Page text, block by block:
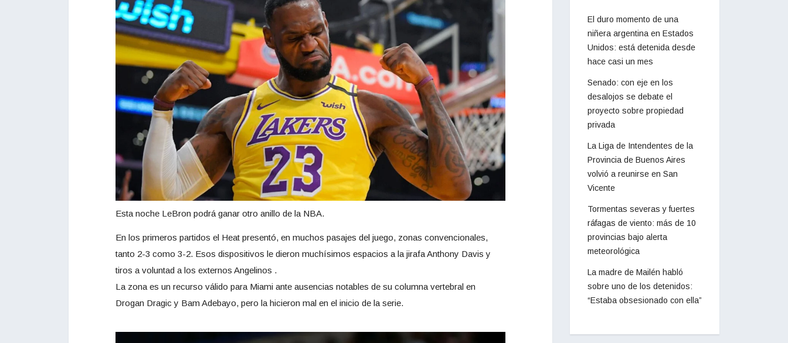
Esta noche LeBron podrá ganar otro anillo de la NBA.
En los primeros partidos el Heat presentó, en muchos pasajes del juego, zonas convencionales,
tanto 2-3 como 3-2. Esos dispositivos le dieron muchísimos espacios a la jirafa Anthony Davis y
tiros a voluntad a los externos Angelinos .
La zona es un recurso válido para Miami ante ausencias notables de su columna vertebral en
Drogan Dragic y Bam Adebayo, pero la hicieron mal en el inicio de la serie.
El duro momento de una
niñera argentina en Estados
Unidos: está detenida desde
hace casi un mes
Senado: con eje en los
desalojos se debate el
proyecto sobre propiedad
privada
La Liga de Intendentes de la
Provincia de Buenos Aires
volvió a reunirse en San
Vicente
Tormentas severas y fuertes
ráfagas de viento: más de 10
provincias bajo alerta
meteorológica
La madre de Mailén habló
sobre uno de los detenidos:
“Estaba obsesionado con ella”